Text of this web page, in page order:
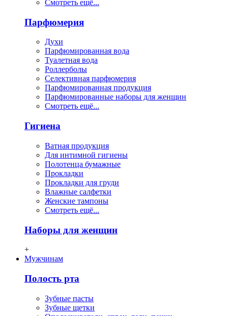
Смотреть ещё...
Парфюмерия
Духи
Парфюмированная вода
Туалетная вода
Роллерболы
Селективная парфюмерия
Парфюмированная продукция
Парфюмированные наборы для женщин
Смотреть ещё...
Гигиена
Ватная продукция
Для интимной гигиены
Полотенца бумажные
Прокладки
Прокладки для груди
Влажные салфетки
Женские тампоны
Смотреть ещё...
Наборы для женщин
+
Мужчинам
Полость рта
Зубные пасты
Зубные щетки